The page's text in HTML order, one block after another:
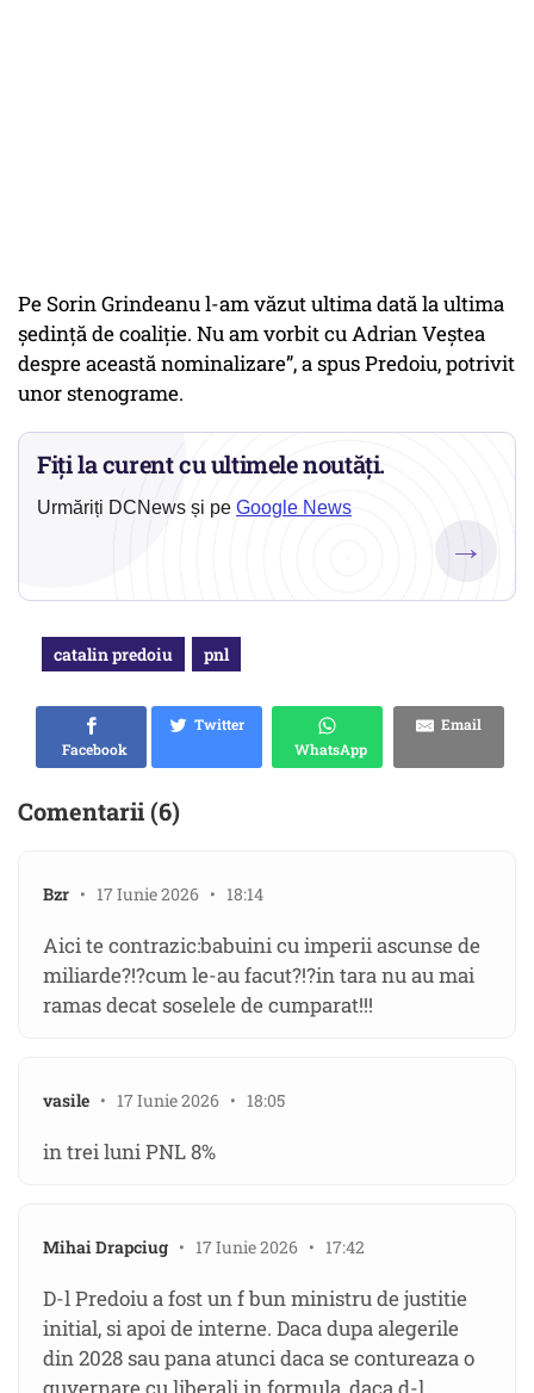
Pe Sorin Grindeanu l-am văzut ultima dată la ultima
ședință de coaliție. Nu am vorbit cu Adrian Veștea
despre această nominalizare”, a spus Predoiu, potrivit
unor stenograme.
Fiți la curent cu ultimele noutăți.
Urmăriți DCNews și pe Google News
→
catalin predoiu pnl
Facebook
Twitter
WhatsApp
Email
Comentarii (6)
Bzr • 17 Iunie 2026 • 18:14
Aici te contrazic:babuini cu imperii ascunse de
miliarde?!?cum le-au facut?!?in tara nu au mai
ramas decat soselele de cumparat!!!
vasile • 17 Iunie 2026 • 18:05
in trei luni PNL 8%
Mihai Drapciug • 17 Iunie 2026 • 17:42
D-l Predoiu a fost un f bun ministru de justitie
initial, si apoi de interne. Daca dupa alegerile
din 2028 sau pana atunci daca se contureaza o